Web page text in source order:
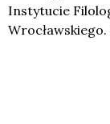
Instytucie